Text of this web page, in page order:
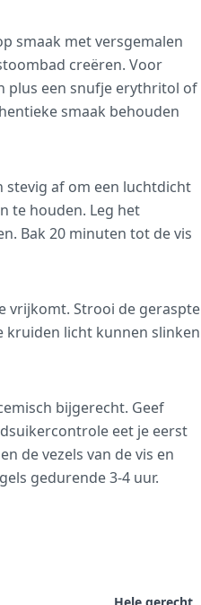
smaak met versgemalen
creëren. Voor
plus een snufje erythritol of
smaak behouden
stevig af om een luchtdicht
te houden. Leg het
Bak 20 minuten tot de vis
vrijkomt. Strooi de geraspte
kruiden licht kunnen slinken
bijgerecht. Geef
eet je eerst
de vezels van de vis en
gedurende 3-4 uur.